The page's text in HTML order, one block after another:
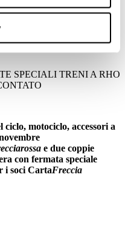
SPECIALI TRENI A RHO
ciclo, motociclo, accessori a
e due coppie
con fermata speciale
i soci CartaFreccia